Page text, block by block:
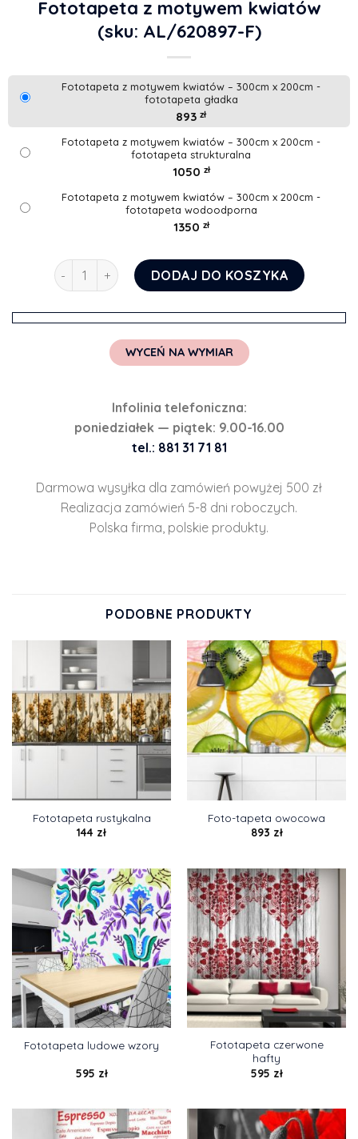
Fototapeta z motywem kwiatów
(sku: AL/620897-F)
Fototapeta z motywem kwiatów – 300cm x 200cm -
fototapeta gładka
893 zł
Fototapeta z motywem kwiatów – 300cm x 200cm -
fototapeta strukturalna
1050 zł
Fototapeta z motywem kwiatów – 300cm x 200cm -
fototapeta wodoodporna
1350 zł
ilość Fototapeta z motywem kwiatów
DODAJ DO KOSZYKA
WYCEŃ NA WYMIAR
Infolinia telefoniczna:
poniedziałek — piątek: 9.00-16.00
tel.: 881 31 71 81
Darmowa wysyłka dla zamówień powyżej 500 zł
Realizacja zamówień 5-8 dni roboczych.
Polska firma, polskie produkty.
PODOBNE PRODUKTY
Fototapeta rustykalna
144 zł
Foto-tapeta owocowa
893 zł
Fototapeta ludowe wzory
595 zł
Fototapeta czerwone
hafty
595 zł